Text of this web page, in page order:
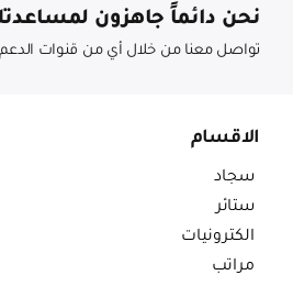
نحن دائماً جاهزون
تواصل معنا من خلال أي من قنوات الدعم
الاقسام
سجاد
ستائر
الكترونيات
مراتب